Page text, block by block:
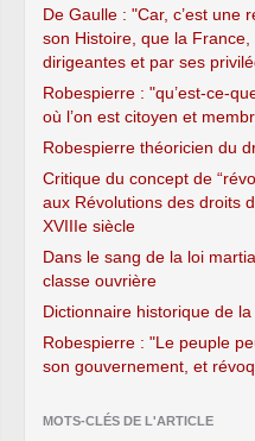
De Gaulle : "Car, c’est une
son Histoire, que la
dirigeantes et par ses
Robespierre : "qu’est-ce-
où l’on est citoyen et
Robespierre théoricien du
Critique du concept de
aux Révolutions des droits
XVIIIe siècle
Dans le sang de la loi
classe ouvrière
Dictionnaire historique de
Robespierre : "Le peuple
son gouvernement, et
MOTS-CLÉS DE L'ARTICLE